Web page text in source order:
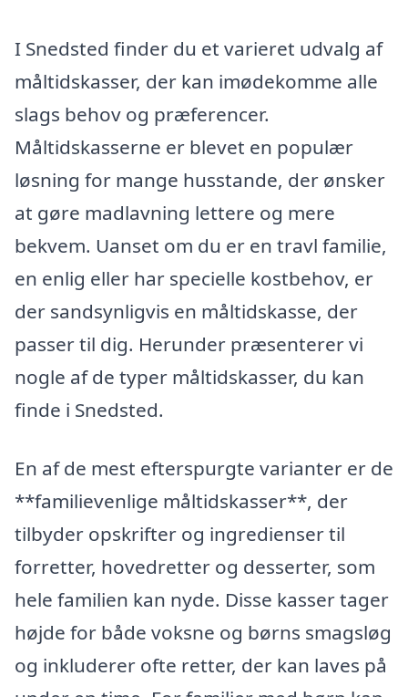
I Snedsted finder du et varieret udvalg af
måltidskasser, der kan imødekomme alle
slags behov og præferencer.
Måltidskasserne er blevet en populær
løsning for mange husstande, der ønsker
at gøre madlavning lettere og mere
bekvem. Uanset om du er en travl familie,
en enlig eller har specielle kostbehov, er
der sandsynligvis en måltidskasse, der
passer til dig. Herunder præsenterer vi
nogle af de typer måltidskasser, du kan
finde i Snedsted.
En af de mest efterspurgte varianter er de
**familievenlige måltidskasser**, der
tilbyder opskrifter og ingredienser til
forretter, hovedretter og desserter, som
hele familien kan nyde. Disse kasser tager
højde for både voksne og børns smagsløg
og inkluderer ofte retter, der kan laves på